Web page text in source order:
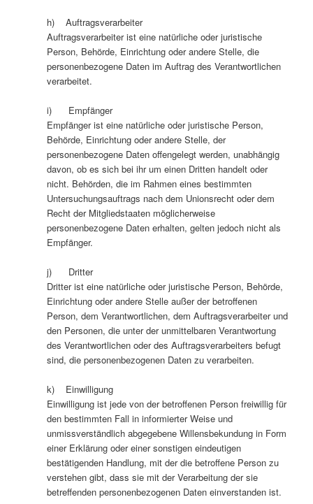
h) Auftragsverarbeiter
Auftragsverarbeiter ist eine natürliche oder juristische
Person, Behörde, Einrichtung oder andere Stelle, die
personenbezogene Daten im Auftrag des Verantwortlichen
verarbeitet.
i) Empfänger
Empfänger ist eine natürliche oder juristische Person,
Behörde, Einrichtung oder andere Stelle, der
personenbezogene Daten offengelegt werden, unabhängig
davon, ob es sich bei ihr um einen Dritten handelt oder
nicht. Behörden, die im Rahmen eines bestimmten
Untersuchungsauftrags nach dem Unionsrecht oder dem
Recht der Mitgliedstaaten möglicherweise
personenbezogene Daten erhalten, gelten jedoch nicht als
Empfänger.
j) Dritter
Dritter ist eine natürliche oder juristische Person, Behörde,
Einrichtung oder andere Stelle außer der betroffenen
Person, dem Verantwortlichen, dem Auftragsverarbeiter und
den Personen, die unter der unmittelbaren Verantwortung
des Verantwortlichen oder des Auftragsverarbeiters befugt
sind, die personenbezogenen Daten zu verarbeiten.
k) Einwilligung
Einwilligung ist jede von der betroffenen Person freiwillig für
den bestimmten Fall in informierter Weise und
unmissverständlich abgegebene Willensbekundung in Form
einer Erklärung oder einer sonstigen eindeutigen
bestätigenden Handlung, mit der die betroffene Person zu
verstehen gibt, dass sie mit der Verarbeitung der sie
betreffenden personenbezogenen Daten einverstanden ist.